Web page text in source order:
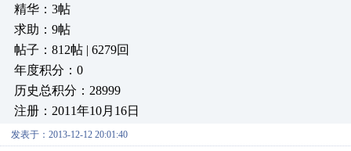
精华：3帖
求助：9帖
帖子：812帖 | 6279回
年度积分：0
历史总积分：28999
注册：2011年10月16日
发表于：2013-12-12 20:01:40